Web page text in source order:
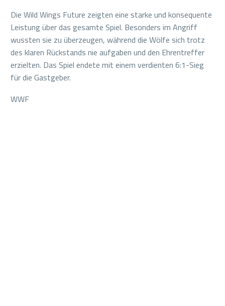
Die Wild Wings Future zeigten eine starke und konsequente
Leistung über das gesamte Spiel. Besonders im Angriff
wussten sie zu überzeugen, während die Wölfe sich trotz
des klaren Rückstands nie aufgaben und den Ehrentreffer
erzielten. Das Spiel endete mit einem verdienten 6:1-Sieg
für die Gastgeber.
WWF